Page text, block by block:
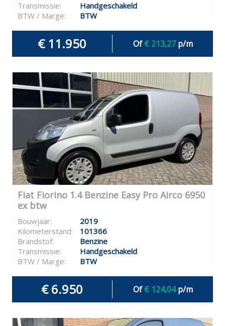
Transmissie:
Handgeschakeld
BTW / Marge:
BTW
€ 11.950 Of€ 213,27p/m
Fiat Fiorino 1.4 Benzine Easy Pro Airco 6950
ex btw
Bouwjaar:
2019
Kilometerstand:
101366
Brandstof:
Benzine
Transmissie:
Handgeschakeld
BTW / Marge:
BTW
€ 6.950 Of€ 124,04p/m